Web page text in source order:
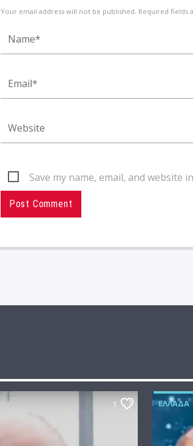
Your email address will not be published. Required fields
Save my name, email, and
1 ΕΛΛΆΔΑ